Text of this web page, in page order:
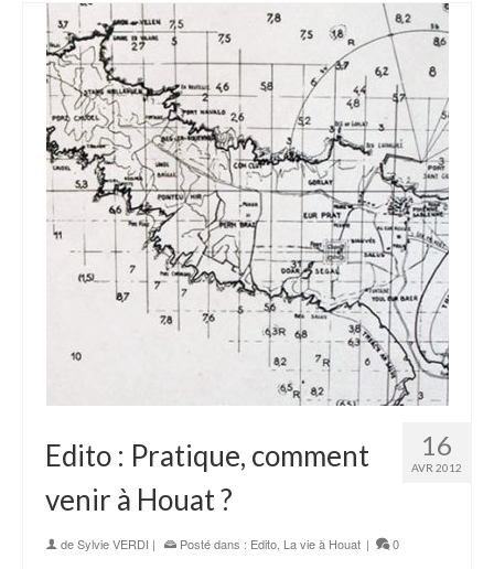
16
AVR 2012
Edito : Pratique, comment
venir à Houat ?
deSylvie VERDI | Posté dans : Edito La vie à Houat | 0